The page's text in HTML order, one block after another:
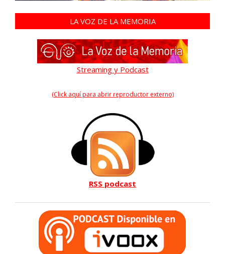
LA VOZ DE LA MEMORIA
Streaming y Podcast
(Click aquí para abrir reproductor externo)
RSS podcast